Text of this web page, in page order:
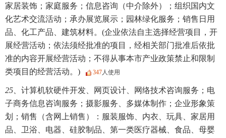
家居装饰；家庭服务；信息咨询（中介除外）；组织国内文
化艺术交流活动；承办展览展示；园林绿化服务；销售日用
品、化工产品、建筑材料。(企业依法自主选择经营项目，开
展经营活动；依法须经批准的项目，经相关部门批准后依批
准的内容开展经营活动；不得从事本市产业政策禁止和限制
类项目的经营活动。)
347人使用
25、 计算机软硬件开发、网页设计、网络技术咨询服务；电
子商务信息咨询服务；摄影服务、多媒体制作；企业形象策
划；销售（含网上销售）：服装服饰、内衣、玩具、家居用
品、卫浴、电器、硅胶制品、第一类医疗器械、食品、母婴